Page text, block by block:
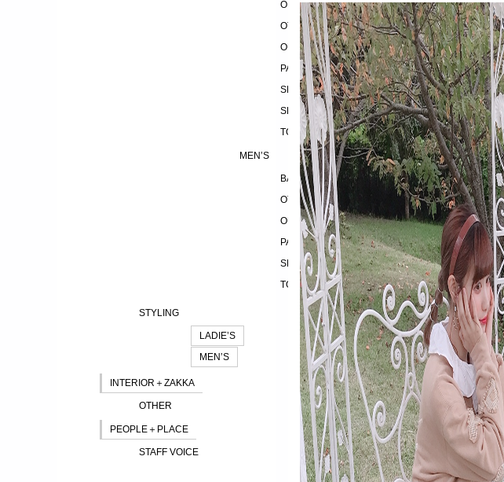
ONEPIECE
OTHER
OUTER
PANTS
SHOES
SKIRT
TOPS
MEN’S
BAG
OTHER
OUTER
PANTS
SHOES
TOPS
STYLING
LADIE’S
MEN’S
INTERIOR＋ZAKKA
OTHER
PEOPLE＋PLACE
STAFF VOICE